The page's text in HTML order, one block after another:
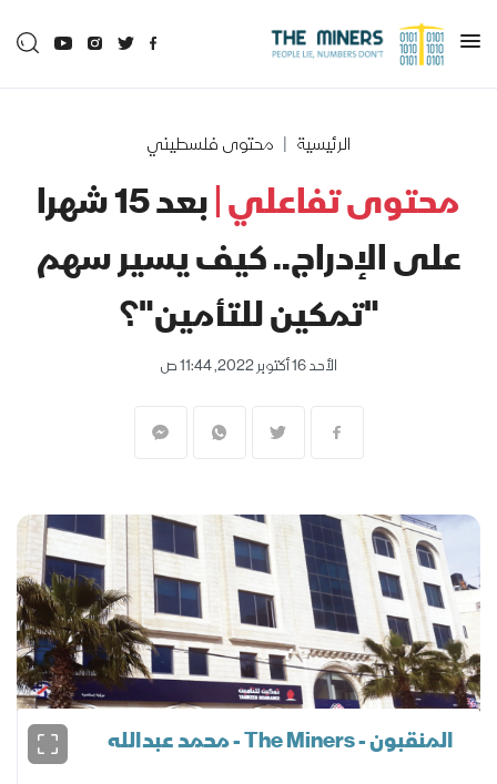
الرئيسية محتوى فلسطيني
محتوى تفاعلي |
بعد 15 شهرا
على الإدراج.. كيف يسير سهم
"تمكين للتأمين"؟
الأحد 16 أكتوبر 2022, 11:44 ص
المنقبون - The Miners - محمد عبدالله